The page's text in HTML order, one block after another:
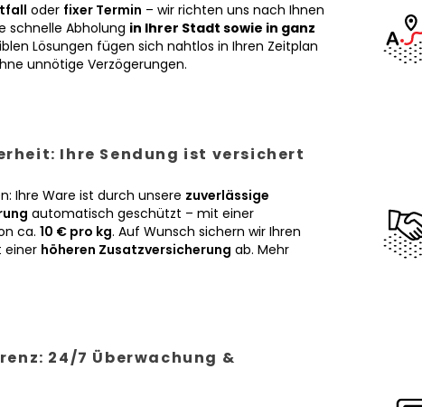
oder fixer Termin – wir richten uns nach Ihnen
schnelle Abholung in Ihrer Stadt sowie in ganz
Lösungen fügen sich nahtlos in Ihren Zeitplan
unnötige Verzögerungen.
Ihre Sendung ist versichert
Ihre Ware ist durch unsere zuverlässige
automatisch geschützt – mit einer
ca. 10 € pro kg. Auf Wunsch sichern wir Ihren
einer höheren Zusatzversicherung ab. Mehr
24/7 Überwachung &